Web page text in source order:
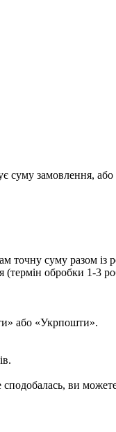
суму замовлення,
точну суму разом
обробки 1-3
або «Укрпошти».
ви